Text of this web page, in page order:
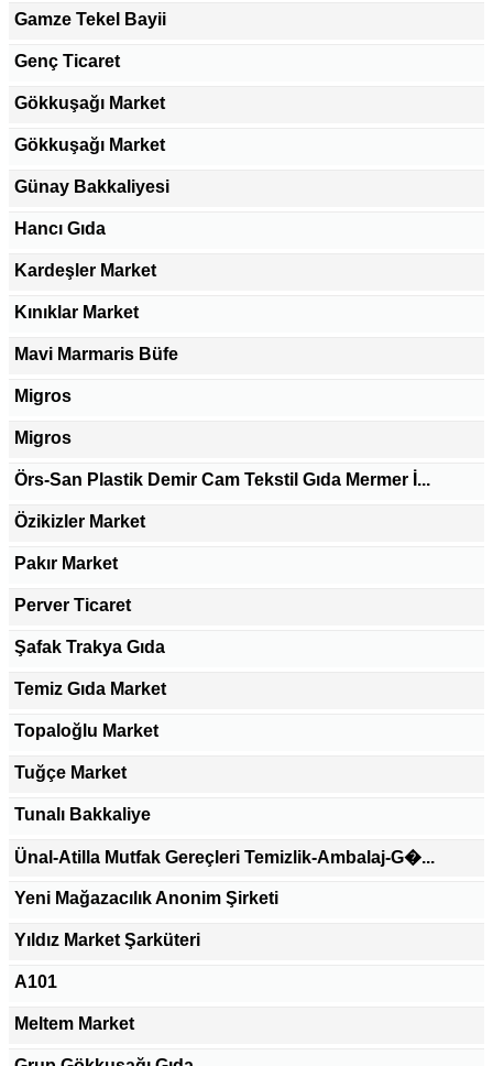
Gamze Tekel Bayii
Genç Ticaret
Gökkuşağı Market
Gökkuşağı Market
Günay Bakkaliyesi
Hancı Gıda
Kardeşler Market
Kınıklar Market
Mavi Marmaris Büfe
Migros
Migros
Örs-San Plastik Demir Cam Tekstil Gıda Mermer İ...
Özikizler Market
Pakır Market
Perver Ticaret
Şafak Trakya Gıda
Temiz Gıda Market
Topaloğlu Market
Tuğçe Market
Tunalı Bakkaliye
Ünal-Atilla Mutfak Gereçleri Temizlik-Ambalaj-G�...
Yeni Mağazacılık Anonim Şirketi
Yıldız Market Şarküteri
A101
Meltem Market